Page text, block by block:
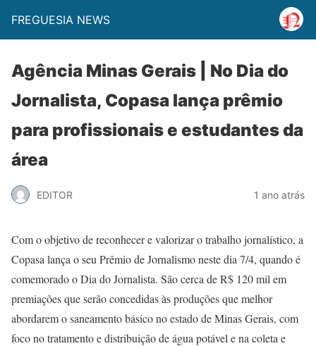
FREGUESIA NEWS
Agência Minas Gerais | No Dia do
Jornalista, Copasa lança prêmio
para profissionais e estudantes da
área
EDITOR 1 ano atrás
Com o objetivo de reconhecer e valorizar o trabalho jornalístico, a
Copasa lança o seu Prêmio de Jornalismo neste dia 7/4, quando é
comemorado o Dia do Jornalista. São cerca de R$ 120 mil em
premiações que serão concedidas às produções que melhor
abordarem o saneamento básico no estado de Minas Gerais, com
foco no tratamento e distribuição de água potável e na coleta e